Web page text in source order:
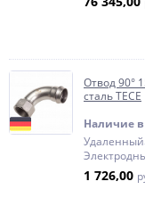
Отвод 90°
сталь TECE
Наличие
Удаленный
1 726,00